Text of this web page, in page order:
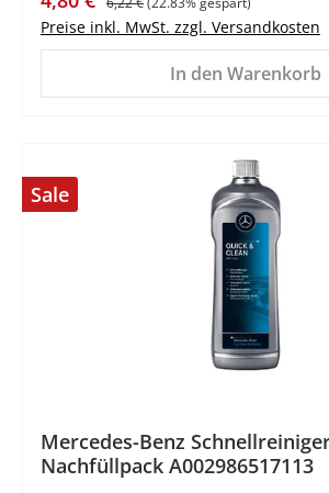
Preise inkl. MwSt. zzgl. Versandkosten
In den Warenkorb
Sale
Mercedes-Benz
Nachfüllpack A002986517113